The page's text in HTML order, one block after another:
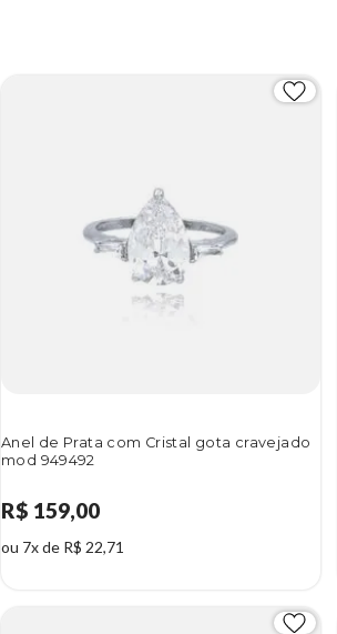
Anel de Prata com Cristal gota cravejado
mod 949492
R$ 159,00
ou 7x de R$ 22,71